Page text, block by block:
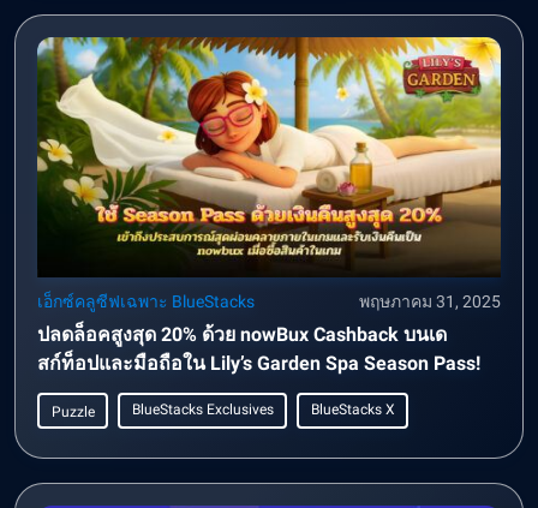
เอ็กซ์คลูซีฟเฉพาะ BlueStacks พฤษภาคม 31, 2025
ปลดล็อคสูงสุด 20% ด้วย nowBux Cashback บนเด
สก์ท็อปและมือถือใน Lily’s Garden Spa Season Pass!
Puzzle BlueStacks Exclusives BlueStacks X